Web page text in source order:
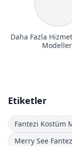
Daha Fazla
Etiketler
Fantezi Kostüm
Merry See